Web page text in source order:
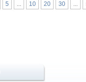
5 ... 10 20 30 ...